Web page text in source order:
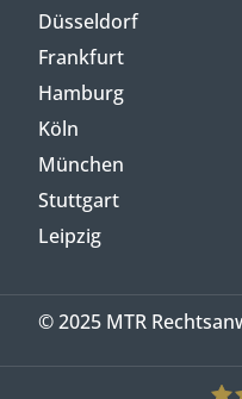
Düsseldorf
Frankfurt
Hamburg
Köln
München
Stuttgart
Leipzig
© 2025 MTR